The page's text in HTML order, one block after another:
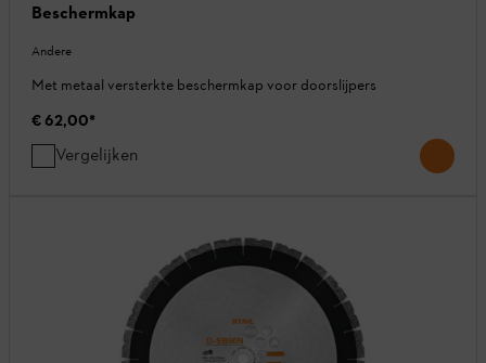
Beschermkap
Andere
Met metaal versterkte beschermkap voor doorslijpers
€ 62,00*
Vergelijken